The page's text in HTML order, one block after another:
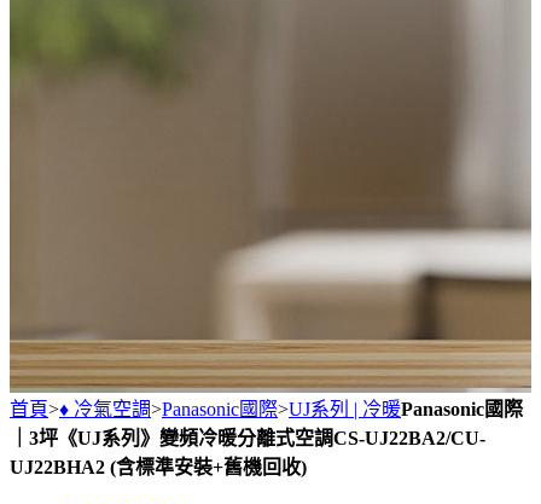
首頁>♦ 冷氣空調>Panasonic國際>UJ系列 | 冷暖Panasonic國際
｜3坪《UJ系列》變頻冷暖分離式空調CS-UJ22BA2/CU-
UJ22BHA2 (含標準安裝+舊機回收)